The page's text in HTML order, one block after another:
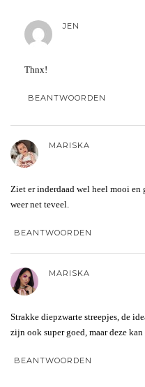
JEN
Thnx!
BEANTWOORDEN
MARISKA
Ziet er inderdaad wel heel mooi
weer net teveel.
BEANTWOORDEN
MARISKA
Strakke diepzwarte streepjes, de
zijn ook super goed, maar deze
BEANTWOORDEN